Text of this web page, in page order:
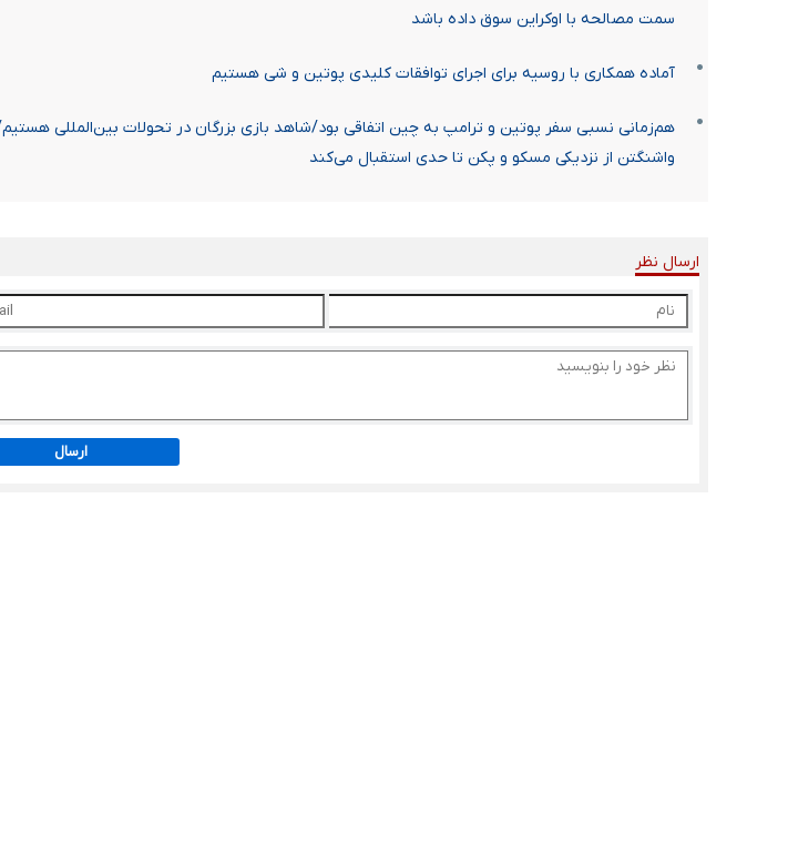
سمت مصالحه با اوکراین سوق داده باشد
آماده همکاری با روسیه برای اجرای توافقات کلیدی پوتین و شی هستیم
هم‌زمانی نسبی سفر پوتین و ترامپ به چین اتفاقی بود/شاهد بازی بزرگان در تحولات بین‌المللی
واشنگتن از نزدیکی مسکو و پکن تا حدی استقبال می‌کند
ارسال نظر
ارسال